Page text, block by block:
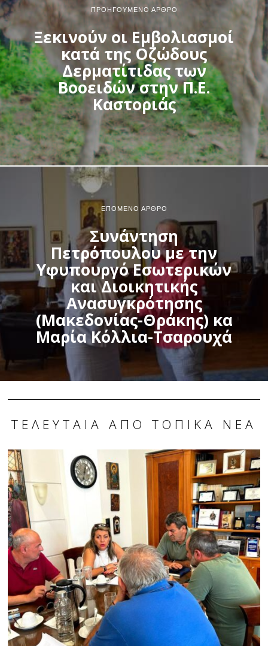
ΠΡΟΗΓΟΎΜΕΝΟ ΆΡΘΡΟ
Ξεκινούν οι Εμβολιασμοί
κατά της Οζώδους
Δερματίτιδας των
Βοοειδών στην Π.Ε.
Καστοριάς
ΕΠΌΜΕΝΟ ΆΡΘΡΟ
Συνάντηση
Πετρόπουλου με την
Υφυπουργό Εσωτερικών
και Διοικητικής
Ανασυγκρότησης
(Μακεδονίας-Θράκης) κα
Μαρία Κόλλια-Τσαρουχά
ΤΕΛΕΥΤΑΊΑ ΑΠΌ ΤΟΠΙΚΆ ΝΈΑ